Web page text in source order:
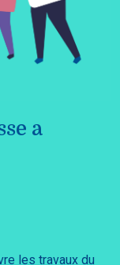
a
les travaux du